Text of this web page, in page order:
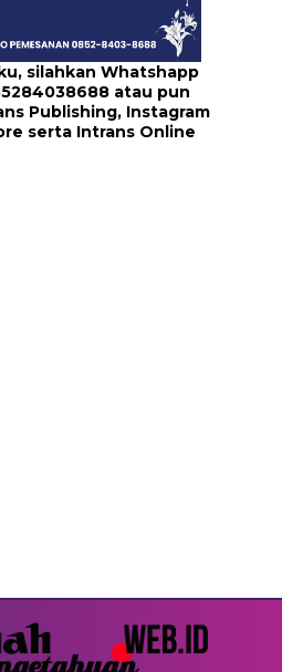
silahkan Whatshapp
atau pun
Publishing, Instagram
serta Intrans Online